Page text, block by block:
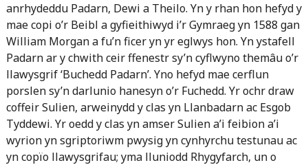
anrhydeddu Padarn, Dewi a Theilo. Yn y rhan hon hefyd y
mae copi o’r Beibl a gyfieithiwyd i’r Gymraeg yn 1588 gan
William Morgan a fu’n ficer yn yr eglwys hon. Yn ystafell
Padarn ar y chwith ceir ffenestr sy’n cyflwyno themâu o’r
llawysgrif ‘Buchedd Padarn’. Yno hefyd mae cerflun
porslen sy’n darlunio hanesyn o’r Fuchedd. Yr ochr draw
coffeir Sulien, arweinydd y clas yn Llanbadarn ac Esgob
Tyddewi. Yr oedd y clas yn amser Sulien a’i feibion a’i
wyrion yn sgriptoriwm pwysig yn cynhyrchu testunau ac
yn copïo llawysgrifau; yma lluniodd Rhygyfarch, un o